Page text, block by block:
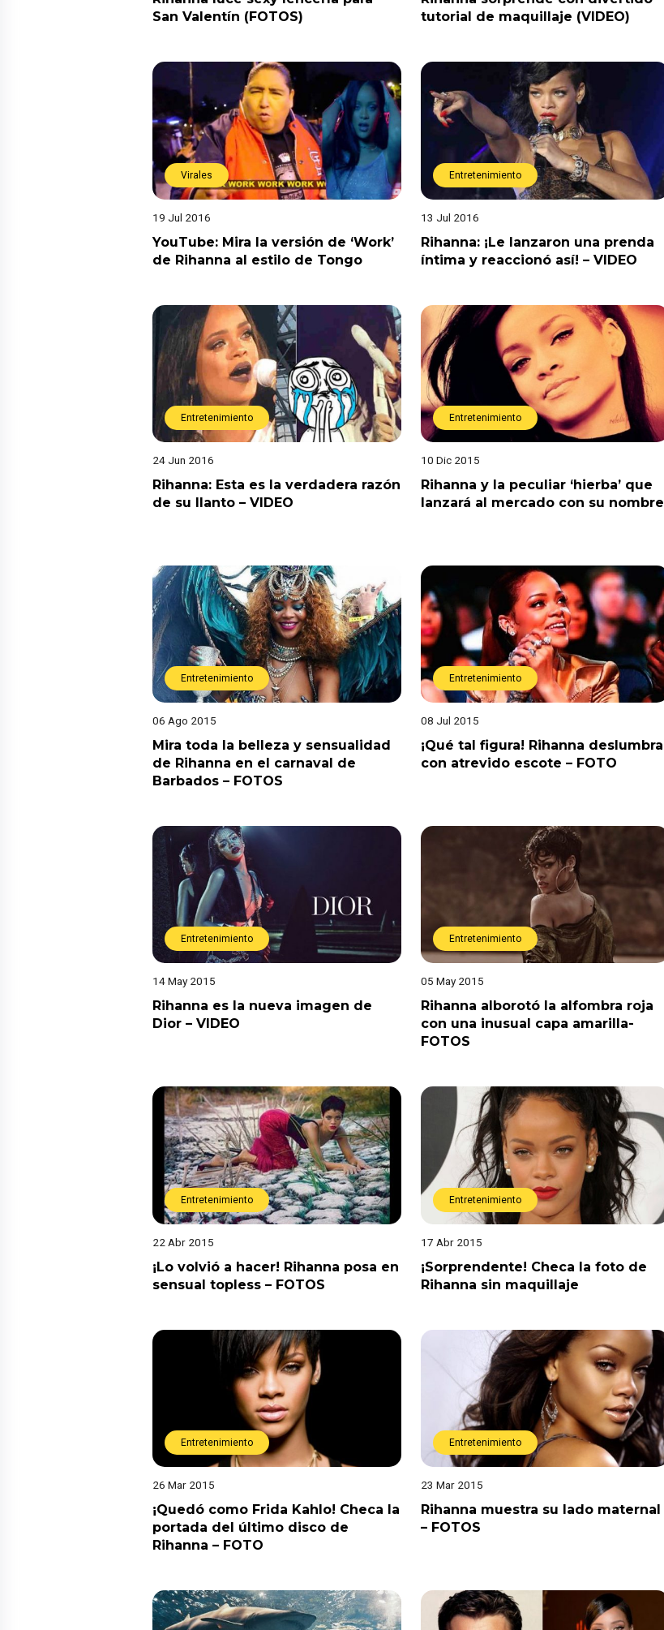
San Valentín (FOTOS)
tutorial de maquillaje (VIDEO)
Virales
19 Jul 2016
YouTube: Mira la versión de ‘Work’
de Rihanna al estilo de Tongo
Entretenimiento
13 Jul 2016
Rihanna: ¡Le lanzaron una prenda
íntima y reaccionó así! – VIDEO
Entretenimiento
24 Jun 2016
Rihanna: Esta es la verdadera razón
de su llanto – VIDEO
Entretenimiento
10 Dic 2015
Rihanna y la peculiar ‘hierba’ que
lanzará al mercado con su nombre
Entretenimiento
06 Ago 2015
Mira toda la belleza y sensualidad
de Rihanna en el carnaval de
Barbados – FOTOS
Entretenimiento
08 Jul 2015
¡Qué tal figura! Rihanna deslumbra
con atrevido escote – FOTO
Entretenimiento
14 May 2015
Rihanna es la nueva imagen de
Dior – VIDEO
Entretenimiento
05 May 2015
Rihanna alborotó la alfombra roja
con una inusual capa amarilla-
FOTOS
Entretenimiento
22 Abr 2015
¡Lo volvió a hacer! Rihanna posa en
sensual topless – FOTOS
Entretenimiento
17 Abr 2015
¡Sorprendente! Checa la foto de
Rihanna sin maquillaje
Entretenimiento
26 Mar 2015
¡Quedó como Frida Kahlo! Checa la
portada del último disco de
Rihanna – FOTO
Entretenimiento
23 Mar 2015
Rihanna muestra su lado maternal
– FOTOS